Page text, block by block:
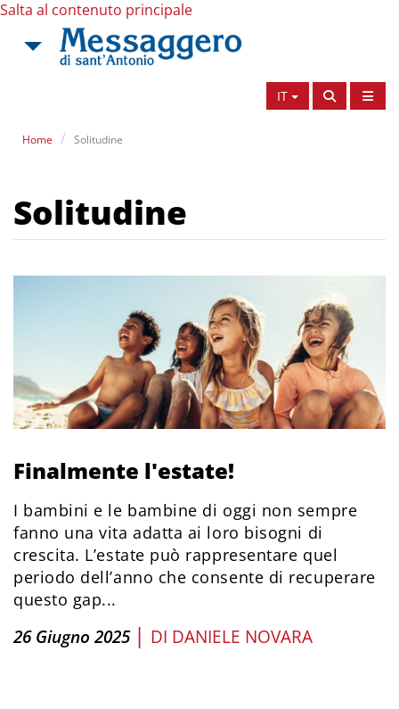
Salta al contenuto principale
IT
Home Solitudine
Solitudine
Finalmente l'estate!
I bambini e le bambine di oggi non sempre
fanno una vita adatta ai loro bisogni di
crescita. L’estate può rappresentare quel
periodo dell’anno che consente di recuperare
questo gap...
26 Giugno 2025 | DI DANIELE NOVARA